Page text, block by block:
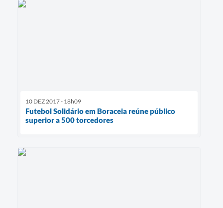
10 DEZ 2017 - 18h09
Futebol Solidário em Boraceia reúne público
superior a 500 torcedores